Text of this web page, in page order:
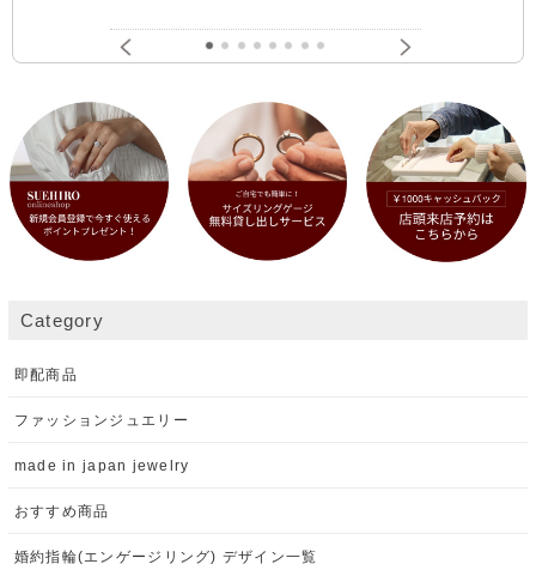
Category
即配商品
ファッションジュエリー
made in japan jewelry
おすすめ商品
婚約指輪(エンゲージリング) デザイン一覧